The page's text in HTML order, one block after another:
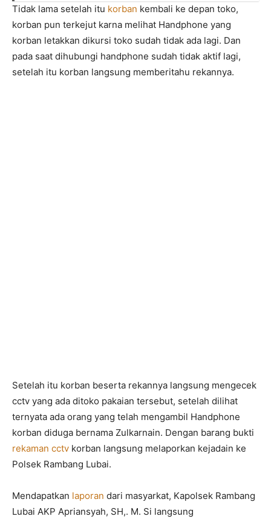
Tidak lama setelah itu korban kembali ke depan toko,
korban pun terkejut karna melihat Handphone yang
korban letakkan dikursi toko sudah tidak ada lagi. Dan
pada saat dihubungi handphone sudah tidak aktif lagi,
setelah itu korban langsung memberitahu rekannya.
Setelah itu korban beserta rekannya langsung mengecek
cctv yang ada ditoko pakaian tersebut, setelah dilihat
ternyata ada orang yang telah mengambil Handphone
korban diduga bernama Zulkarnain. Dengan barang bukti
rekaman cctv korban langsung melaporkan kejadain ke
Polsek Rambang Lubai.
Mendapatkan laporan dari masyarkat, Kapolsek Rambang
Lubai AKP Apriansyah, SH,. M. Si langsung